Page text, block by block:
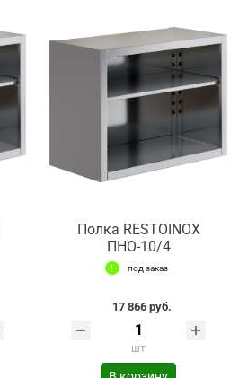
Полка RESTOINOX
ПНО-10/4
под заказ
17 866 руб.
шт